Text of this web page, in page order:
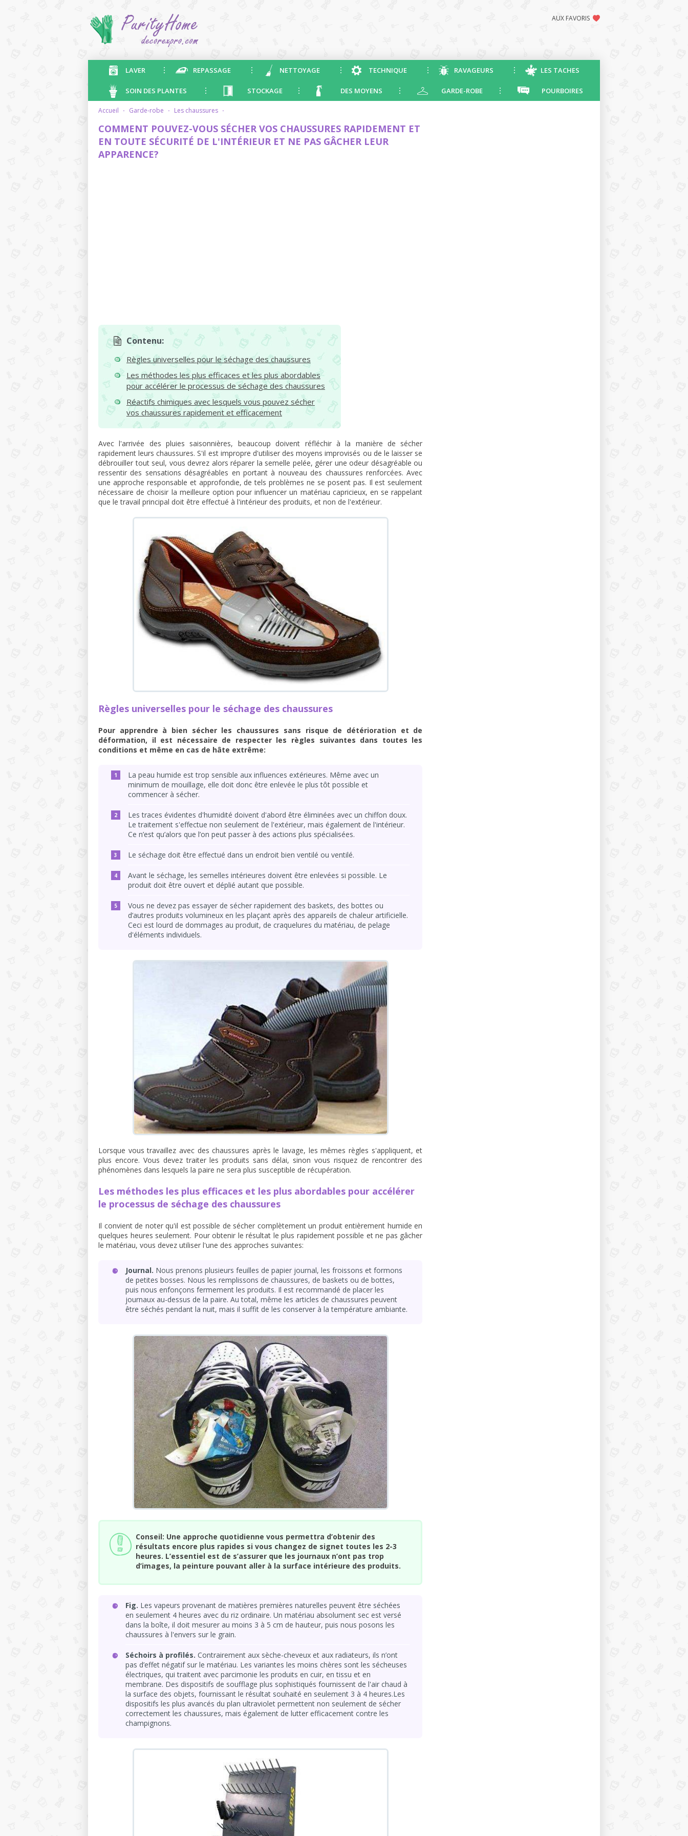
AUX FAVORIS
LAVER REPASSAGE NETTOYAGE TECHNIQUE RAVAGEURS LES TACHES
SOIN DES PLANTES STOCKAGE DES MOYENS GARDE-ROBE POURBOIRES
accueil · garde-robe · les chaussures ·
COMMENT POUVEZ-VOUS SÉCHER VOS CHAUSSURES RAPIDEMENT ET
EN TOUTE SÉCURITÉ DE L'INTÉRIEUR ET NE PAS GÂCHER LEUR
APPARENCE?
Contenu:
Règles universelles pour le séchage des chaussures
Les méthodes les plus efficaces et les plus abordables
pour accélérer le processus de séchage des chaussures
Réactifs chimiques avec lesquels vous pouvez sécher
vos chaussures rapidement et efficacement
Avec l'arrivée des pluies saisonnières, beaucoup doivent réfléchir à la manière de sécher
rapidement leurs chaussures. S'il est impropre d'utiliser des moyens improvisés ou de le laisser se
débrouiller tout seul, vous devrez alors réparer la semelle pelée, gérer une odeur désagréable ou
ressentir des sensations désagréables en portant à nouveau des chaussures renforcées. Avec
une approche responsable et approfondie, de tels problèmes ne se posent pas. Il est seulement
nécessaire de choisir la meilleure option pour influencer un matériau capricieux, en se rappelant
que le travail principal doit être effectué à l'intérieur des produits, et non de l'extérieur.
Règles universelles pour le séchage des chaussures
Pour apprendre à bien sécher les chaussures sans risque de détérioration et de
déformation, il est nécessaire de respecter les règles suivantes dans toutes les
conditions et même en cas de hâte extrême:
La peau humide est trop sensible aux influences extérieures. Même avec un
minimum de mouillage, elle doit donc être enlevée le plus tôt possible et
commencer à sécher.
Les traces évidentes d'humidité doivent d'abord être éliminées avec un chiffon doux.
Le traitement s'effectue non seulement de l'extérieur, mais également de l'intérieur.
Ce n’est qu’alors que l’on peut passer à des actions plus spécialisées.
Le séchage doit être effectué dans un endroit bien ventilé ou ventilé.
Avant le séchage, les semelles intérieures doivent être enlevées si possible. Le
produit doit être ouvert et déplié autant que possible.
Vous ne devez pas essayer de sécher rapidement des baskets, des bottes ou
d’autres produits volumineux en les plaçant après des appareils de chaleur artificielle.
Ceci est lourd de dommages au produit, de craquelures du matériau, de pelage
d'éléments individuels.
Lorsque vous travaillez avec des chaussures après le lavage, les mêmes règles s'appliquent, et
plus encore. Vous devez traiter les produits sans délai, sinon vous risquez de rencontrer des
phénomènes dans lesquels la paire ne sera plus susceptible de récupération.
Les méthodes les plus efficaces et les plus abordables pour accélérer
le processus de séchage des chaussures
Il convient de noter qu'il est possible de sécher complètement un produit entièrement humide en
quelques heures seulement. Pour obtenir le résultat le plus rapidement possible et ne pas gâcher
le matériau, vous devez utiliser l'une des approches suivantes:
Journal. Nous prenons plusieurs feuilles de papier journal, les froissons et formons
de petites bosses. Nous les remplissons de chaussures, de baskets ou de bottes,
puis nous enfonçons fermement les produits. Il est recommandé de placer les
journaux au-dessus de la paire. Au total, même les articles de chaussures peuvent
être séchés pendant la nuit, mais il suffit de les conserver à la température ambiante.
Conseil: Une approche quotidienne vous permettra d’obtenir des
résultats encore plus rapides si vous changez de signet toutes les 2-3
heures. L’essentiel est de s’assurer que les journaux n’ont pas trop
d’images, la peinture pouvant aller à la surface intérieure des produits.
Fig. Les vapeurs provenant de matières premières naturelles peuvent être séchées
en seulement 4 heures avec du riz ordinaire. Un matériau absolument sec est versé
dans la boîte, il doit mesurer au moins 3 à 5 cm de hauteur, puis nous posons les
chaussures à l'envers sur le grain.
Séchoirs à profilés. Contrairement aux sèche-cheveux et aux radiateurs, ils n’ont
pas d’effet négatif sur le matériau. Les variantes les moins chères sont les sécheuses
électriques, qui traitent avec parcimonie les produits en cuir, en tissu et en
membrane. Des dispositifs de soufflage plus sophistiqués fournissent de l'air chaud à
la surface des objets, fournissant le résultat souhaité en seulement 3 à 4 heures.Les
dispositifs les plus avancés du plan ultraviolet permettent non seulement de sécher
correctement les chaussures, mais également de lutter efficacement contre les
champignons.